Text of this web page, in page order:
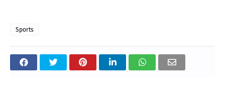
Sports